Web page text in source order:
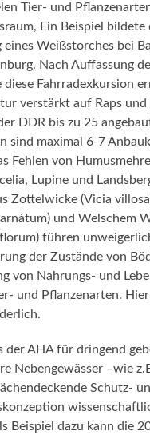
Tier- und
Ein Beispiel bildete
eines Weißstorches bei
Nach Auffassung
Fahrradexkursion
verstärkt auf Raps und
DDR bis zu 25
sind maximal 6-7
Fehlen von
Lupine und
Zottelwicke (Vicia
und Welschem
führen
der Zustände von
von Nahrungs- und
und Pflanzenarten.
der AHA für dringend
Nebengewässer –wie
Schutz-
Beispiel dazu kann die